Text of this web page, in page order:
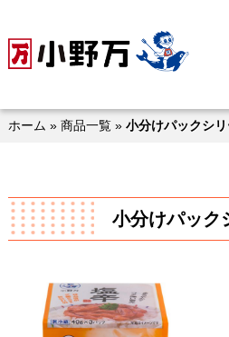
content
ホーム » 商品一覧» 小分けパックシ
小分けパック